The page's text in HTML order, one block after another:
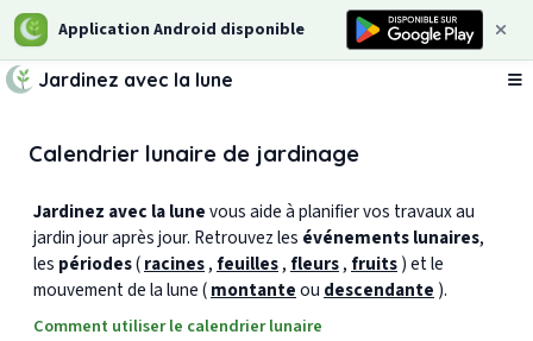
Application Android disponible
Jardinez avec la lune
Calendrier lunaire de jardinage
Jardinez avec la lunevous aide à planifier vos travaux au
jardin jour après jour. Retrouvez les événements lunaires,
les périodes(racines, feuilles, fleurs, fruits) et le
mouvement de la lune (montanteou descendante ).
Comment utiliser le calendrier lunaire